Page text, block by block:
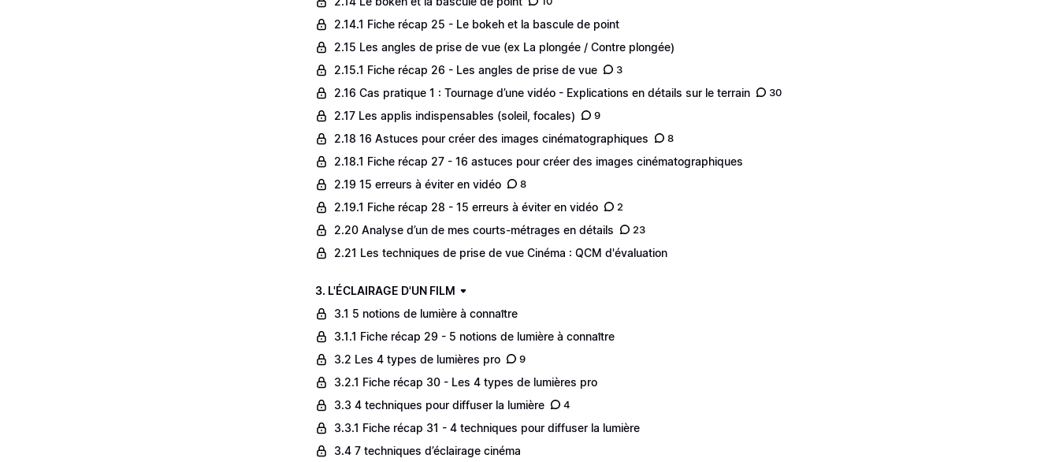
2.14.1 Fiche récap 25 - Le bokeh et la bascule de point
2.15 Les angles de prise de vue (ex La plongée / Contre plongée)
2.15.1 Fiche récap 26 - Les angles de prise de vue
3
2.16 Cas pratique 1 : Tournage d’une vidéo - Explications en détails sur le terrain 30
2.17 Les applis indispensables (soleil, focales) 9
2.18 16 Astuces pour créer des images cinématographiques 8
2.18.1 Fiche récap 27 - 16 astuces pour créer des images cinématographiques
2.19 15 erreurs à éviter en vidéo
8
2.19.1 Fiche récap 28 - 15 erreurs à éviter en vidéo 2
2.20 Analyse d’un de mes courts-métrages en détails 23
2.21 Les techniques de prise de vue Cinéma : QCM d'évaluation
3. L'ÉCLAIRAGE D'UN FILM
3.1 5 notions de lumière à connaître
3.1.1 Fiche récap 29 - 5 notions de lumière à connaître
3.2 Les 4 types de lumières pro
9
3.2.1 Fiche récap 30 - Les 4 types de lumières pro
3.3 4 techniques pour diffuser la lumière
4
3.3.1 Fiche récap 31 - 4 techniques pour diffuser la lumière
3.4 7 techniques d’éclairage cinéma